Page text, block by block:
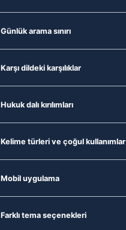
Günlük arama sınırı
Karşı dildeki karşılıklar
Hukuk dalı kırılımları
Kelime türleri ve çoğul kullanımlar
Mobil uygulama
Farklı tema seçenekleri